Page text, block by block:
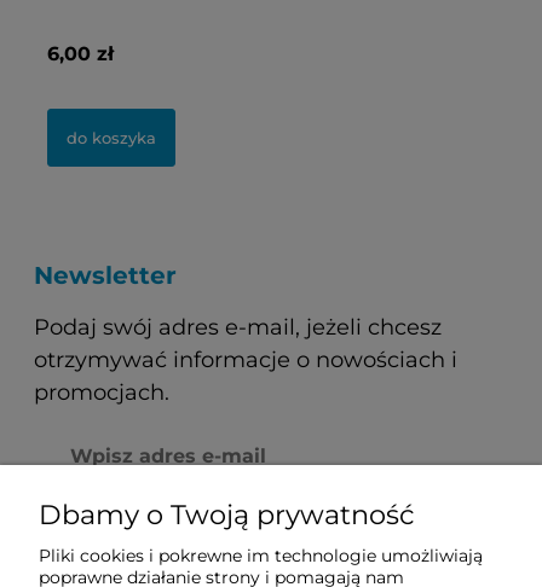
6,00 zł
do koszyka
Newsletter
Podaj swój adres e-mail, jeżeli chcesz
otrzymywać informacje o nowościach i
promocjach.
Dbamy o Twoją prywatność
Pliki cookies i pokrewne im technologie umożliwiają
poprawne działanie strony i pomagają nam